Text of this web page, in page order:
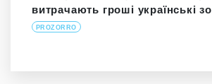
витрачають гроші українські
PROZORRO